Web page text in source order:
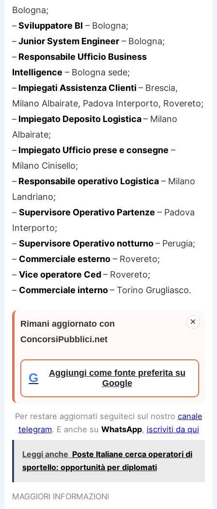
Bologna;
–Sviluppatore BI – Bologna;
–Junior System Engineer – Bologna;
– Responsabile Ufficio Business
Intelligence – Bologna sede;
– Impiegati Assistenza Clienti– Brescia,
Milano Albairate, Padova Interporto, Rovereto;
– Impiegato Deposito Logistica– Milano
Albairate;
– Impiegato Ufficio prese e consegne –
Milano Cinisello;
– Responsabile operativo Logistica – Milano
Landriano;
–Supervisore Operativo Partenze – Padova
Interporto;
–Supervisore Operativo notturno– Perugia;
– Commerciale esterno – Rovereto;
–Vice operatore Ced– Rovereto;
– Commerciale interno– Torino Grugliasco.
×
Rimani aggiornato con
ConcorsiPubblici.net
G
Aggiungi come fonte preferita su
Google
Per restare aggiornati seguiteci sul nostro canale
telegram. E anche su WhatsApp, iscriviti da qui
Leggi anche Poste Italiane cerca operatori di
sportello: opportunità per diplomati
MAGGIORI INFORMAZIONI